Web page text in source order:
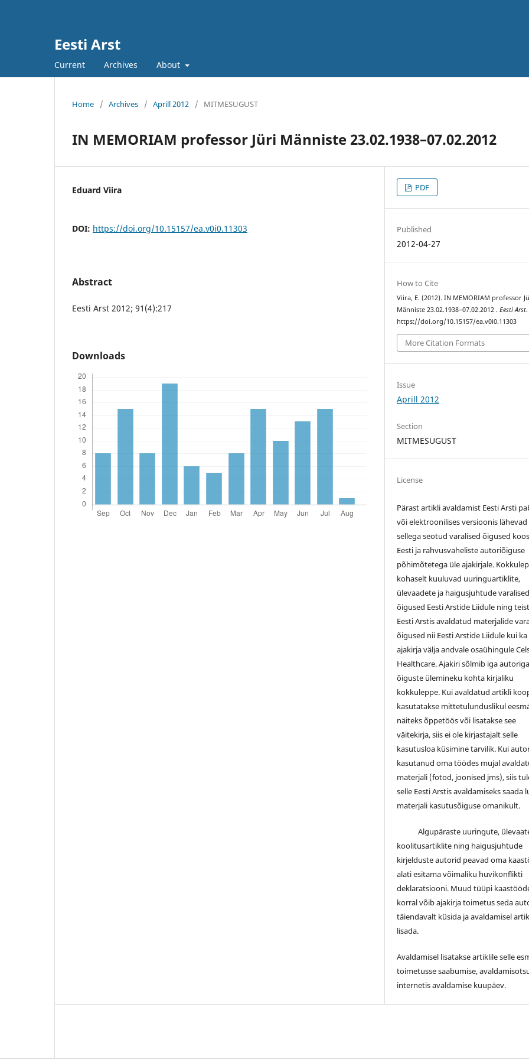
Eesti Arst
Current Archives About
Home / Archives / Aprill 2012 / MITMESUGUST
IN MEMORIAM professor Jüri Männiste 23.02.1938–07.02.2012
Eduard Viira
DOI: https://doi.org/10.15157/ea.v0i0.11303
Abstract
Eesti Arst 2012; 91(4):217
Downloads
PDF
Published
2012-04-27
How to Cite
Viira, E. (2012). IN MEMORIAM professor
Männiste 23.02.1938–07.02.2012 .Eesti Arst.
https://doi.org/10.15157/ea.v0i0.11303
More Citation Formats
Issue
Aprill 2012
Section
MITMESUGUST
License
Pärast artikli avaldamist Eesti Arsti
või elektroonilises versioonis lähevad
sellega seotud varalised õigused
Eesti ja rahvusvaheliste autoriõiguse
põhimõtetega üle ajakirjale.
kohaselt kuuluvad uuringuartiklite,
ülevaadete ja haigusjuhtude varalised
õigused Eesti Arstide Liidule ning
Eesti Arstis avaldatud materjalide
õigused nii Eesti Arstide Liidule kui ka
ajakirja välja andvale osaühingule
Healthcare. Ajakiri sõlmib iga autoriga
õiguste ülemineku kohta kirjaliku
kokkuleppe. Kui avaldatud artikli
kasutatakse mittetulunduslikul
näiteks õppetöös või lisatakse see
väitekirja, siis ei ole kirjastajalt selle
kasutusloa küsimine tarvilik. Kui
kasutanud oma töödes mujal
materjali (fotod, joonised jms), siis
selle Eesti Arstis avaldamiseks saada
materjali kasutusõiguse omanikult.
Algupäraste uuringute,
koolitusartiklite ning haigusjuhtude
kirjelduste autorid peavad oma
alati esitama võimaliku huvikonflikti
deklaratsiooni. Muud tüüpi
korral võib ajakirja toimetus seda
täiendavalt küsida ja avaldamisel
lisada.
Avaldamisel lisatakse artiklile selle
toimetusse saabumise,
internetis avaldamise kuupäev.